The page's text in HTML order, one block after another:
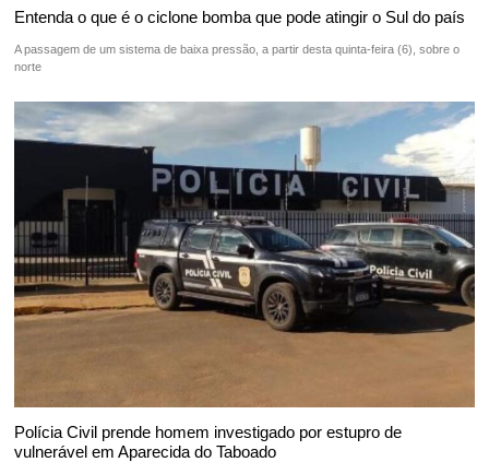
Entenda o que é o ciclone bomba que pode atingir o Sul do país
A passagem de um sistema de baixa pressão, a partir desta quinta-feira (6), sobre o
norte
Polícia Civil prende homem investigado por estupro de
vulnerável em Aparecida do Taboado